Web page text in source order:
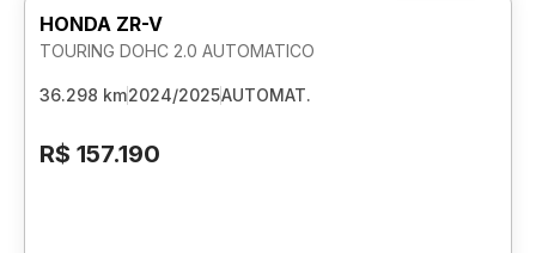
HONDA ZR-V
TOURING DOHC 2.0 AUTOMATICO
36.298 km2024/2025AUTOMAT.
R$ 157.190